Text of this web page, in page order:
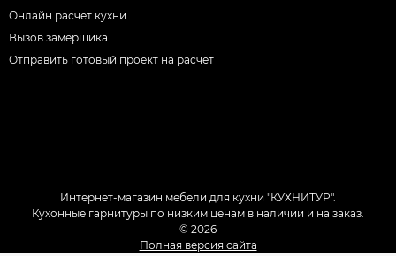
Онлайн расчет кухни
Вызов замерщика
Отправить готовый проект на расчет
Интернет-магазин мебели для кухни "КУХНИТУР".
Кухонные гарнитуры по низким ценам в наличии и на заказ.
© 2026
Полная версия сайта